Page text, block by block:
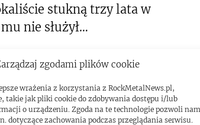
zgodami plików cookie
wrażenia z korzystania z RockMetalNews.pl,
takie jak pliki cookie do zdobywania dostępu i/lub
o urządzeniu. Zgoda na te technologie pozwoli nam
dotyczące zachowania podczas przeglądania serwisu.
stukną trzy lata w
nie służył…
I NOWYCH
album „F8”. Z